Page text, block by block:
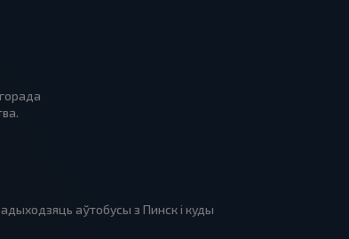
аўтобусы з Пинск і куды